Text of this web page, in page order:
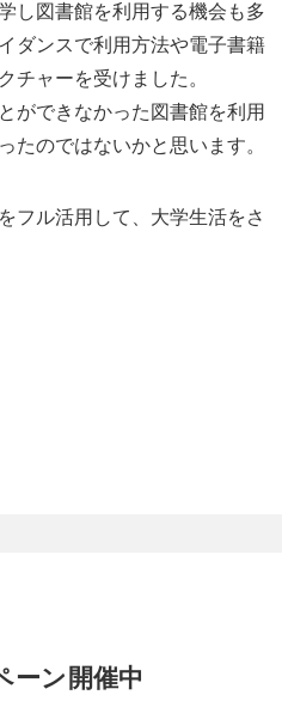
し図書館を利用する機会も多
ダンスで利用方法や電子書籍
チャーを受けました。
ができなかった図書館を利用
たのではないかと思います。
フル活用して、大学生活をさ
ーン開催中